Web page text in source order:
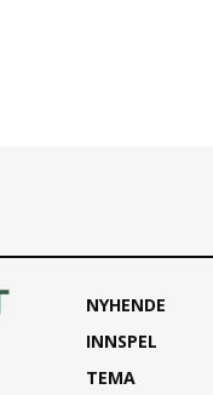
NYHENDE
INNSPEL
TEMA